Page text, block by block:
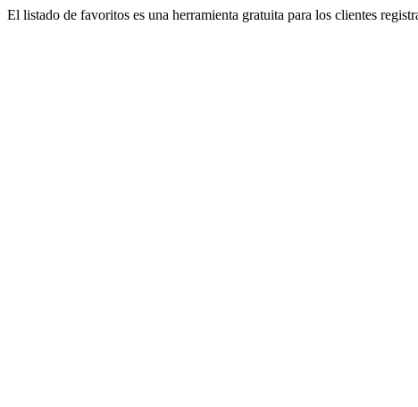
El listado de favoritos es una herramienta gratuita para los clientes